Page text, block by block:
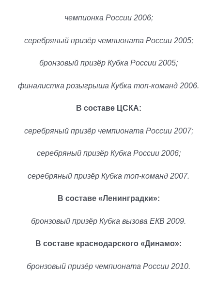
чемпионка России 2006;
серебряный призёр чемпионата России 2005;
бронзовый призёр Кубка России 2005;
финалистка розыгрыша Кубка топ-команд 2006.
В составе ЦСКА:
серебряный призёр чемпионата России 2007;
серебряный призёр Кубка России 2006;
серебряный призёр Кубка топ-команд 2007.
В составе «Ленинградки»:
бронзовый призёр Кубка вызова ЕКВ 2009.
В составе краснодарского «Динамо»:
бронзовый призёр чемпионата России 2010.